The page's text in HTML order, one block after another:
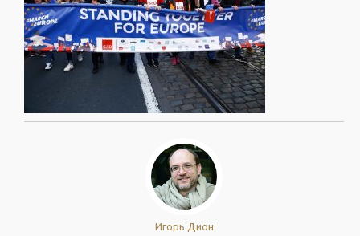
Игорь Дион